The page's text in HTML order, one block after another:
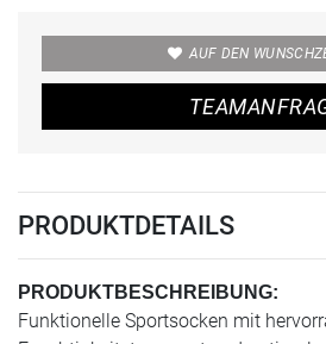
AUF DEN
PRODUKTDETAILS
PRODUKTBESCHREIBUNG:
Funktionelle Sportsocken mit